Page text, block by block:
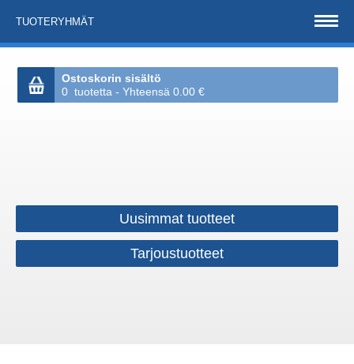
TUOTERYHMÄT
Ostoskorin sisältö
0 tuotetta - Yhteensä 0.00 €
Uusimmat tuotteet
Tarjoustuotteet